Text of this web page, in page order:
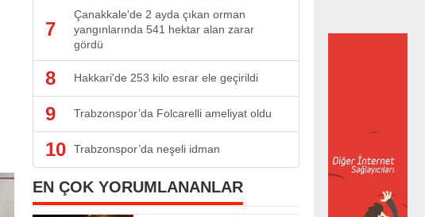
7
Çanakkale'de 2 ayda çıkan orman
yangınlarında 541 hektar alan zarar
gördü
8 Hakkari'de 253 kilo esrar ele geçirildi
9 Trabzonspor’da Folcarelli ameliyat oldu
10 Trabzonspor’da neşeli idman
EN ÇOK YORUMLANANLAR